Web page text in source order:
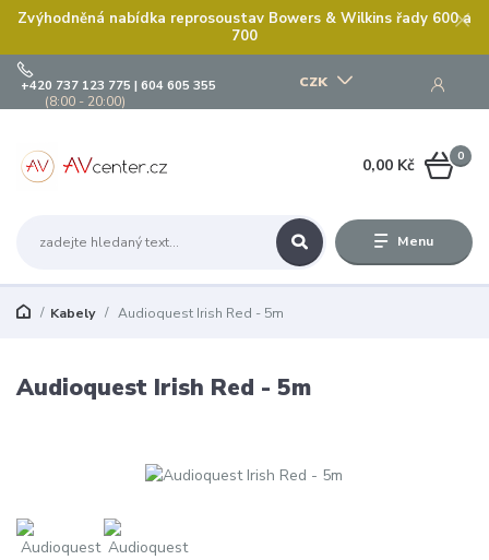
Zvýhodněná nabídka reprosoustav Bowers & Wilkins řady 600 a
700
Menu
CZK
+420 737 123 775 | 604 605 355
(8:00 - 20:00)
0
0,00 Kč
Kabely Audioquest Irish Red - 5m
Audioquest Irish Red - 5m